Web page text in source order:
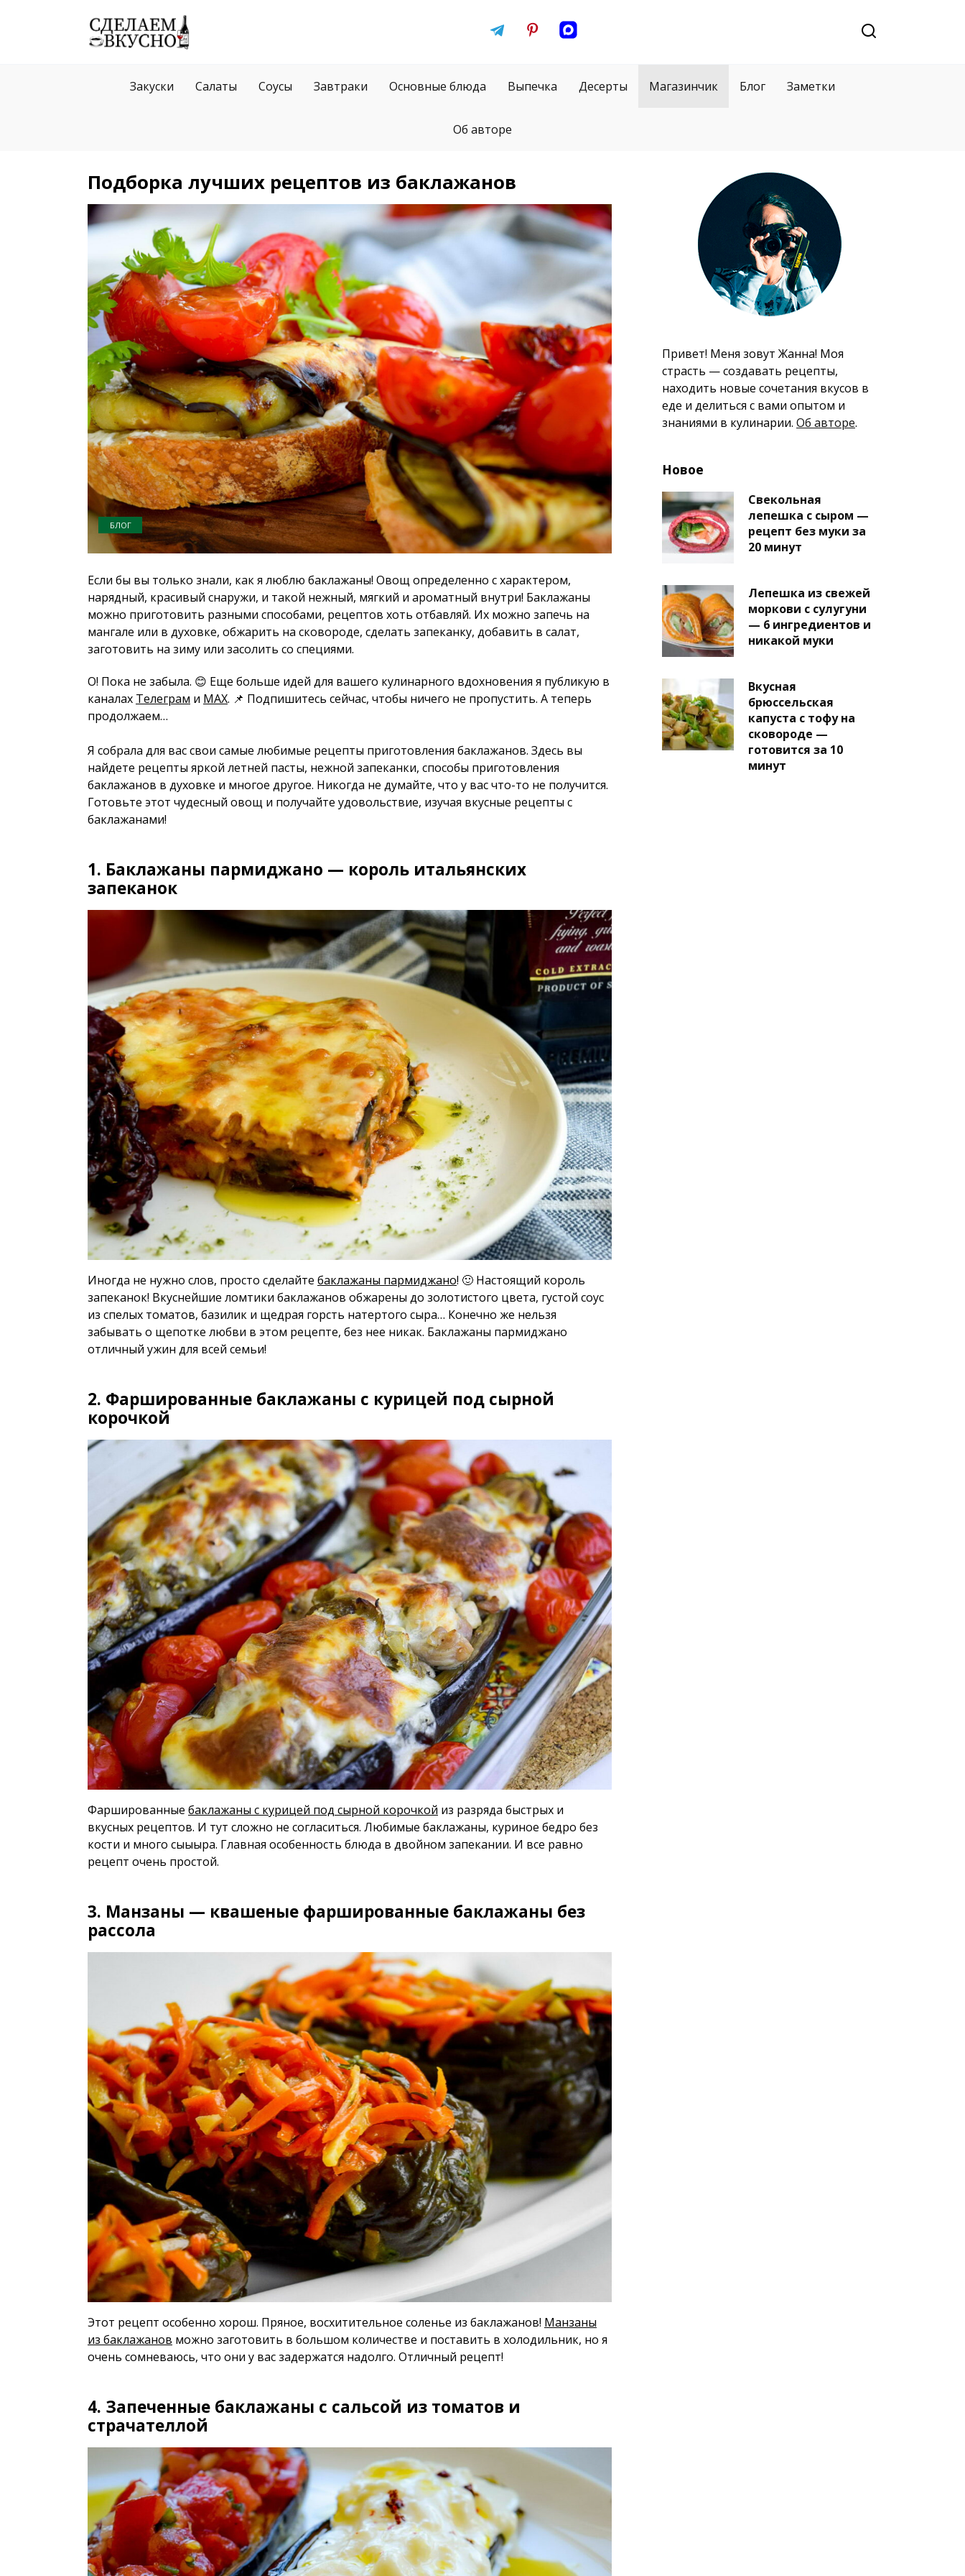
Закуски Салаты Соусы Завтраки Основные блюда Выпечка Десерты Магазинчик Блог Заметки
Об авторе
Подборка лучших рецептов из баклажанов
БЛОГ
Если бы вы только знали, как я люблю баклажаны! Овощ определенно с характером,
нарядный, красивый снаружи, и такой нежный, мягкий и ароматный внутри! Баклажаны
можно приготовить разными способами, рецептов хоть отбавляй. Их можно запечь на
мангале или в духовке, обжарить на сковороде, сделать запеканку, добавить в салат,
заготовить на зиму или засолить со специями.
О! Пока не забыла. 😊 Еще больше идей для вашего кулинарного вдохновения я публикую в
каналах Телеграм и MAX. 📌 Подпишитесь сейчас, чтобы ничего не пропустить. А теперь
продолжаем…
Я собрала для вас свои самые любимые рецепты приготовления баклажанов. Здесь вы
найдете рецепты яркой летней пасты, нежной запеканки, способы приготовления
баклажанов в духовке и многое другое. Никогда не думайте, что у вас что-то не получится.
Готовьте этот чудесный овощ и получайте удовольствие, изучая вкусные рецепты с
баклажанами!
1. Баклажаны пармиджано — король итальянских
запеканок
Иногда не нужно слов, просто сделайте баклажаны пармиджано! 🙂 Настоящий король
запеканок! Вкуснейшие ломтики баклажанов обжарены до золотистого цвета, густой соус
из спелых томатов, базилик и щедрая горсть натертого сыра… Конечно же нельзя
забывать о щепотке любви в этом рецепте, без нее никак. Баклажаны пармиджано
отличный ужин для всей семьи!
2. Фаршированные баклажаны с курицей под сырной
корочкой
Фаршированные баклажаны с курицей под сырной корочкой из разряда быстрых и
вкусных рецептов. И тут сложно не согласиться. Любимые баклажаны, куриное бедро без
кости и много сыыыра. Главная особенность блюда в двойном запекании. И все равно
рецепт очень простой.
3. Манзаны — квашеные фаршированные баклажаны без
рассола
Этот рецепт особенно хорош. Пряное, восхитительное соленье из баклажанов! Манзаны
из баклажанов можно заготовить в большом количестве и поставить в холодильник, но я
очень сомневаюсь, что они у вас задержатся надолго. Отличный рецепт!
4. Запеченные баклажаны с сальсой из томатов и
страчателлой
Привет! Меня зовут Жанна! Моя
страсть — создавать рецепты,
находить новые сочетания вкусов в
еде и делиться с вами опытом и
знаниями в кулинарии. Об авторе.
Новое
Свекольная
лепешка с сыром —
рецепт без муки за
20 минут
Лепешка из свежей
моркови с сулугуни
— 6 ингредиентов и
никакой муки
Вкусная
брюссельская
капуста с тофу на
сковороде —
готовится за 10
минут